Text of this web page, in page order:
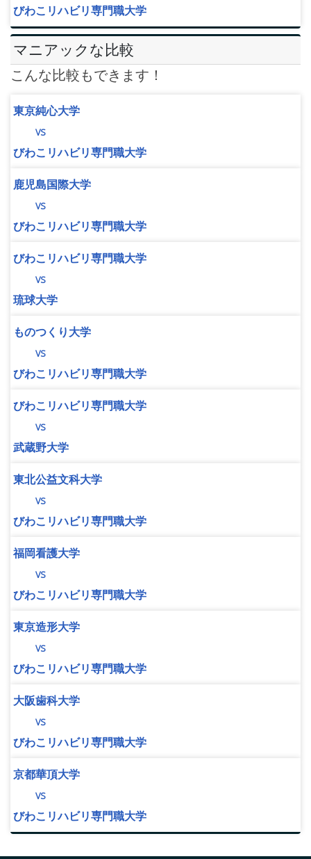
びわこリハビリ専門職大学
マニアックな比較
こんな比較もできます！
東京純心大学
vs
びわこリハビリ専門職大学
鹿児島国際大学
vs
びわこリハビリ専門職大学
びわこリハビリ専門職大学
vs
琉球大学
ものつくり大学
vs
びわこリハビリ専門職大学
びわこリハビリ専門職大学
vs
武蔵野大学
東北公益文科大学
vs
びわこリハビリ専門職大学
福岡看護大学
vs
びわこリハビリ専門職大学
東京造形大学
vs
びわこリハビリ専門職大学
大阪歯科大学
vs
びわこリハビリ専門職大学
京都華頂大学
vs
びわこリハビリ専門職大学